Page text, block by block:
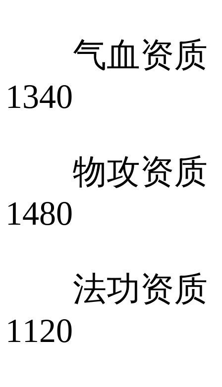
气血资质
1340
物攻资质
1480
法功资质
1120